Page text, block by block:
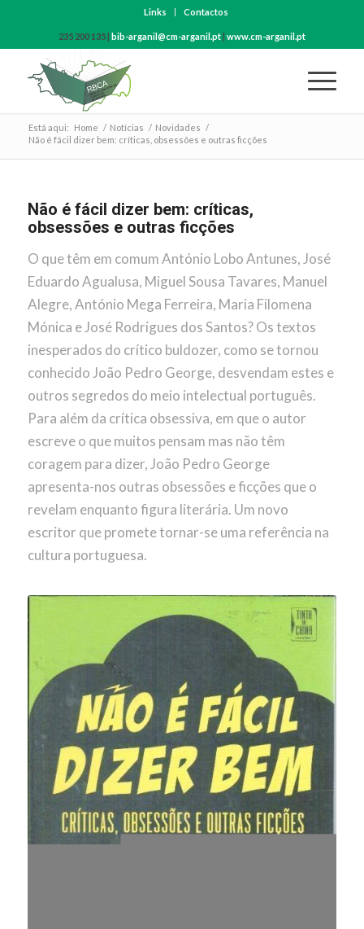
Links Contactos
235 200 135 | bib-arganil@cm-arganil.pt| www.cm-arganil.pt
Está aqui: Home / Notícias / Novidades /
Não é fácil dizer bem: críticas, obsessões e outras ficções
Não é fácil dizer bem: críticas,
obsessões e outras ficções
O que têm em comum António Lobo Antunes, José
Eduardo Agualusa, Miguel Sousa Tavares, Manuel
Alegre, António Mega Ferreira, Maria Filomena
Mónica e José Rodrigues dos Santos? Os textos
inesperados do crítico buldozer, como se tornou
conhecido João Pedro George, desvendam estes e
outros segredos do meio intelectual português.
Para além da crítica obsessiva, em que o autor
escreve o que muitos pensam mas não têm
coragem para dizer, João Pedro George
apresenta-nos outras obsessões e ficções que o
revelam enquanto figura literária. Um novo
escritor que promete tornar-se uma referência na
cultura portuguesa.